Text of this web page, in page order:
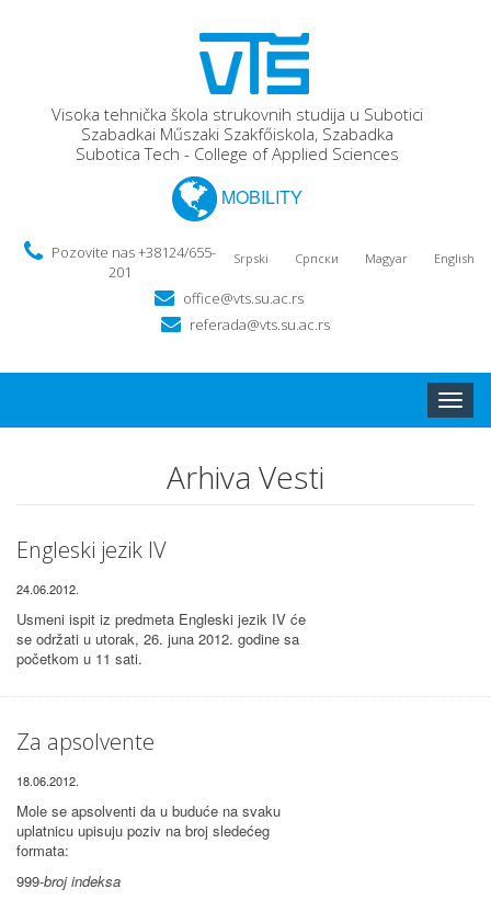
Visoka tehnička škola strukovnih studija u Subotici
Szabadkai Műszaki Szakfőiskola, Szabadka
Subotica Tech - College of Applied Sciences
MOBILITY
Srpski Српски Magyar English
Pozovite nas +38124/655-
201
office@vts.su.ac.rs
referada@vts.su.ac.rs
Toggle
Arhiva Vesti
Engleski jezik IV
24.06.2012.
Usmeni ispit iz predmeta Engleski jezik IV će
se održati u utorak, 26. juna 2012. godine sa
početkom u 11 sati.
Za apsolvente
18.06.2012.
Mole se apsolventi da u buduće na svaku
uplatnicu upisuju poziv na broj sledećeg
formata:
999-broj indeksa